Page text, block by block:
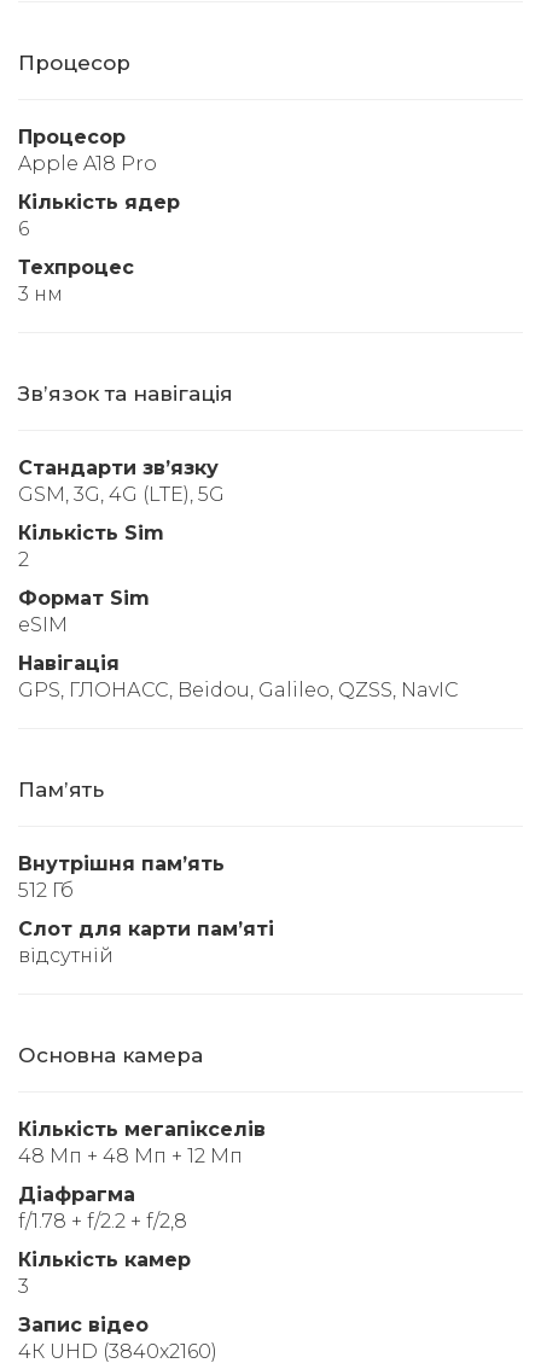
Процесор
Процесор
Apple A18 Pro
Кількість ядер
6
Техпроцес
3 нм
Звʼязок та навігація
Стандарти звʼязку
GSM, 3G, 4G (LTE), 5G
Кількість Sim
2
Формат Sim
eSIM
Навігація
GPS, ГЛОНАСС, Beidou, Galileo, QZSS, NavIC
Памʼять
Внутрішня памʼять
512 Гб
Слот для карти памʼяті
відсутній
Основна камера
Кількість мегапікселів
48 Мп + 48 Мп + 12 Мп
Діафрагма
f/1.78 + f/2.2 + f/2,8
Кількість камер
3
Запис відео
4К UHD (3840x2160)